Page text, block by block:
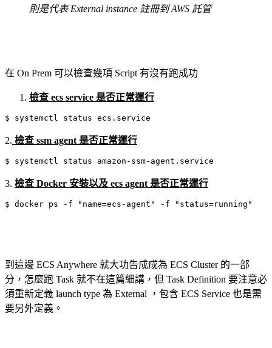
則是代表 External instance 註冊到 AWS 託管
在 On Prem 可以檢查幾項 Script 有沒有跑成功
檢查 ecs service 是否正常運行
$ systemctl status ecs.service
2. 檢查 ssm agent 是否正常運行
$ systemctl status amazon-ssm-agent.service
3. 檢查 Docker 安裝以及 ecs agent 是否正常運行
$ docker ps -f "name=ecs-agent" -f "status=running"
到這邊 ECS Anywhere 就大功告成成為 ECS Cluster 的一部
分，怎麼跑 Task 就不在這篇細講，但 Task Definition 要注意必
須重新定義 launch type 為 External ，包含 ECS Service 也是需
要另外定義。